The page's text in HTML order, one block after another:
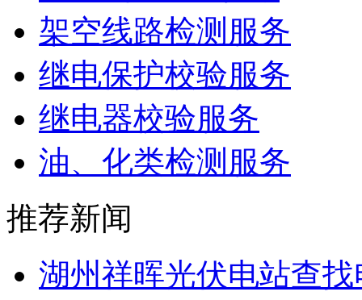
架空线路检测服务
继电保护校验服务
继电器校验服务
油、化类检测服务
推荐新闻
湖州祥晖光伏电站查找